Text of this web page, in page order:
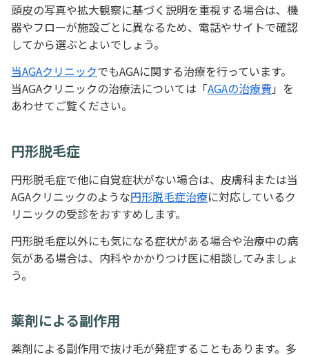
頭皮の写真や拡大観察に基づく説明を重視する場合は、機
器やフローが施設ごとに異なるため、電話やサイトで確認
してから選ぶとよいでしょう。
当AGAクリニックでもAGAに関する治療を行っています。
当AGAクリニックの治療法については「AGAの治療費 」を
あわせてご覧ください。
円形脱毛症
円形脱毛症で他に自覚症状がない場合は、皮膚科または当
AGAクリニックのような円形脱毛症治療に対応しているク
リニックの受診をおすすめします。
円形脱毛症以外にも気になる症状がある場合や治療中の病
気がある場合は、内科やかかりつけ医に相談してみましょ
う。
薬剤による副作用
薬剤による副作用で抜け毛が発症することもあります。多